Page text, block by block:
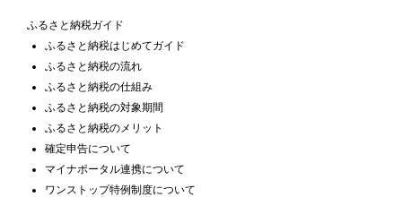
ふるさと納税ガイド
ふるさと納税はじめてガイド
ふるさと納税の流れ
ふるさと納税の仕組み
ふるさと納税の対象期間
ふるさと納税のメリット
確定申告について
マイナポータル連携について
ワンストップ特例制度について